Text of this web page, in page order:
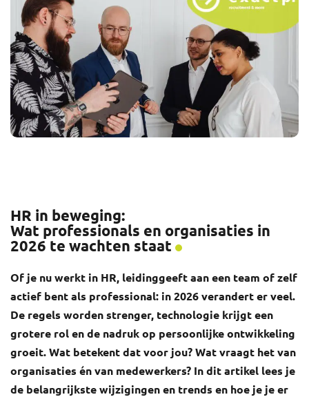
HR in beweging:
Wat professionals en organisaties in
2026 te wachten staat
Of je nu werkt in HR, leidinggeeft aan een team of zelf
actief bent als professional: in 2026 verandert er veel.
De regels worden strenger, technologie krijgt een
grotere rol en de nadruk op persoonlijke ontwikkeling
groeit. Wat betekent dat voor jou? Wat vraagt het van
organisaties én van medewerkers? In dit artikel lees je
de belangrijkste wijzigingen en trends en hoe je je er